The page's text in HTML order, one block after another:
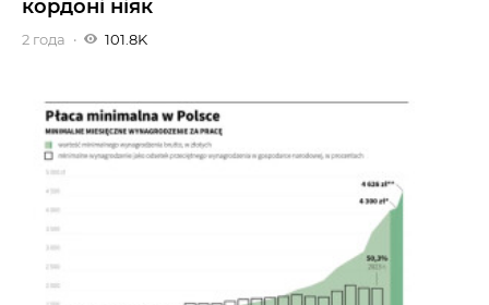
кордоні ніяк
2 года 101.8K